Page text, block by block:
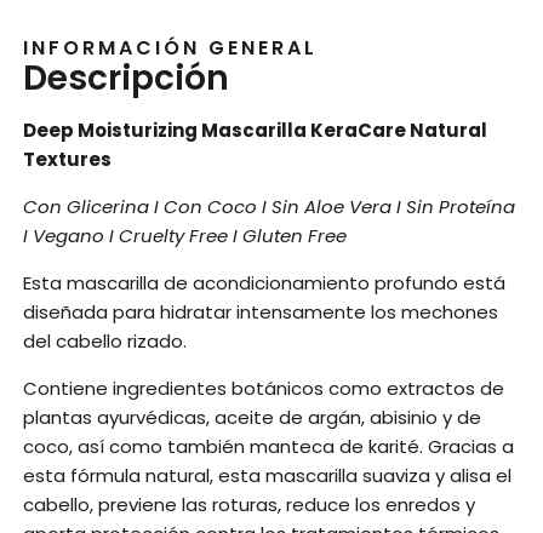
INFORMACIÓN GENERAL
Descripción
Deep Moisturizing Mascarilla KeraCare Natural
Textures
Con Glicerina I Con Coco I Sin Aloe Vera I Sin Proteína
I Vegano I Cruelty Free I Gluten Free
Esta mascarilla de acondicionamiento profundo está
diseñada para hidratar intensamente los mechones
del cabello rizado.
Contiene ingredientes botánicos como extractos de
plantas ayurvédicas, aceite de argán, abisinio y de
coco, así como también manteca de karité. Gracias a
esta fórmula natural, esta mascarilla suaviza y alisa el
cabello, previene las roturas, reduce los enredos y